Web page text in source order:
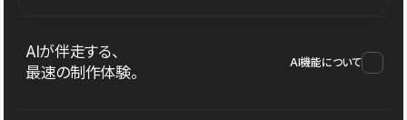
AIが伴走する、
最速の制作体験。
AI機能について